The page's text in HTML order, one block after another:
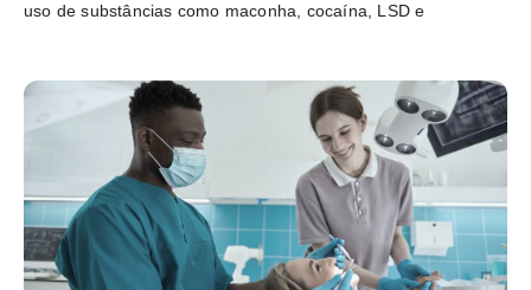
uso de substâncias como maconha, cocaína, LSD e